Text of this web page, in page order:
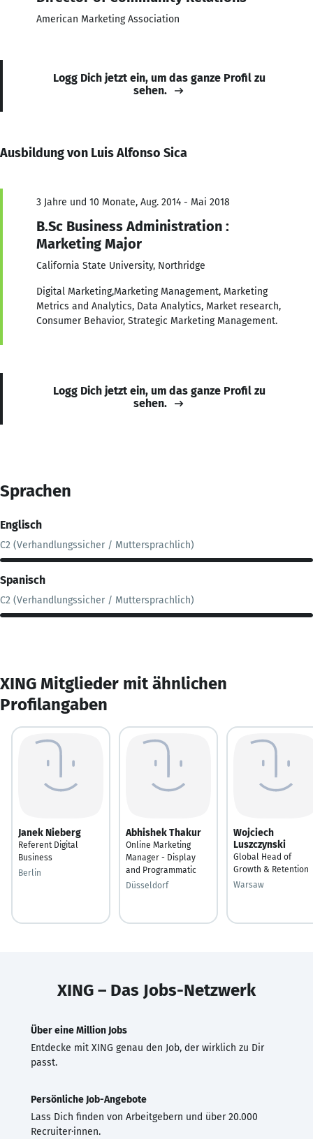
American Marketing Association
Logg Dich jetzt ein, um das ganze Profil zu
sehen.
Ausbildung von Luis Alfonso Sica
3 Jahre und 10 Monate, Aug. 2014 - Mai 2018
B.Sc Business Administration :
Marketing Major
California State University, Northridge
Digital Marketing,Marketing Management, Marketing
Metrics and Analytics, Data Analytics, Market research,
Consumer Behavior, Strategic Marketing Management.
Logg Dich jetzt ein, um das ganze Profil zu
sehen.
Sprachen
Englisch
C2 (Verhandlungssicher / Muttersprachlich)
Spanisch
C2 (Verhandlungssicher / Muttersprachlich)
XING Mitglieder mit ähnlichen
Profilangaben
Janek Nieberg
Referent Digital
Business
Berlin
Abhishek Thakur
Online Marketing
Manager - Display
and Programmatic
Düsseldorf
Wojciech
Luszczynski
Global Head of
Growth & Retention
Warsaw
XING – Das Jobs-Netzwerk
Über eine Million Jobs
Entdecke mit XING genau den Job, der wirklich zu Dir
passt.
Persönliche Job-Angebote
Lass Dich finden von Arbeitgebern und über 20.000
Recruiter·innen.